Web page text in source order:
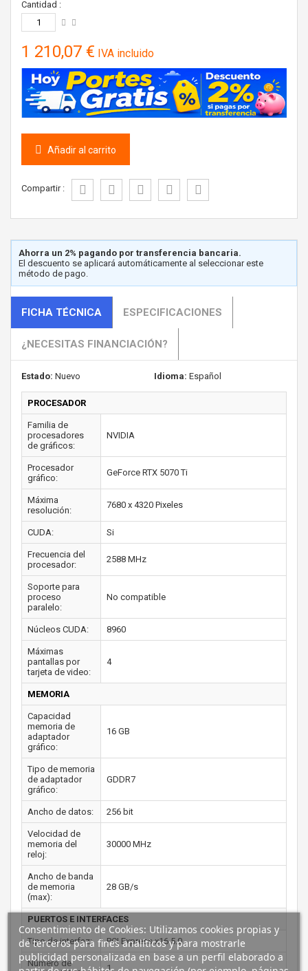
Cantidad :
1 210,07 € IVA incluido
Añadir al carrito
Compartir :
Ahorra un 2% pagando por transferencia bancaria.
El descuento se aplicará automáticamente al seleccionar este
método de pago.
FICHA TÉCNICA ESPECIFICACIONES
¿NECESITAS FINANCIACIÓN?
Estado: Nuevo Idioma: Español
PROCESADOR
Familia de
procesadores
de gráficos:
NVIDIA
Procesador
gráfico:
GeForce RTX 5070 Ti
Máxima
resolución:
7680 x 4320 Pixeles
CUDA: Si
Frecuencia del
procesador:
2588 MHz
Soporte para
proceso
paralelo:
No compatible
Núcleos CUDA: 8960
Máximas
pantallas por
tarjeta de video:
4
MEMORIA
Capacidad
memoria de
adaptador
gráfico:
16 GB
Tipo de memoria
de adaptador
gráfico:
GDDR7
Ancho de datos: 256 bit
Velocidad de
memoria del
reloj:
30000 MHz
Ancho de banda
de memoria
(max):
28 GB/s
PUERTOS E INTERFACES
Tipo de interfaz: PCI Express x16 5.0
Número de
1
Consentimiento de Cookies: Utilizamos cookies propias y
de terceros para fines analíticos y para mostrarle
publicidad personalizada en base a un perfil elaborado a